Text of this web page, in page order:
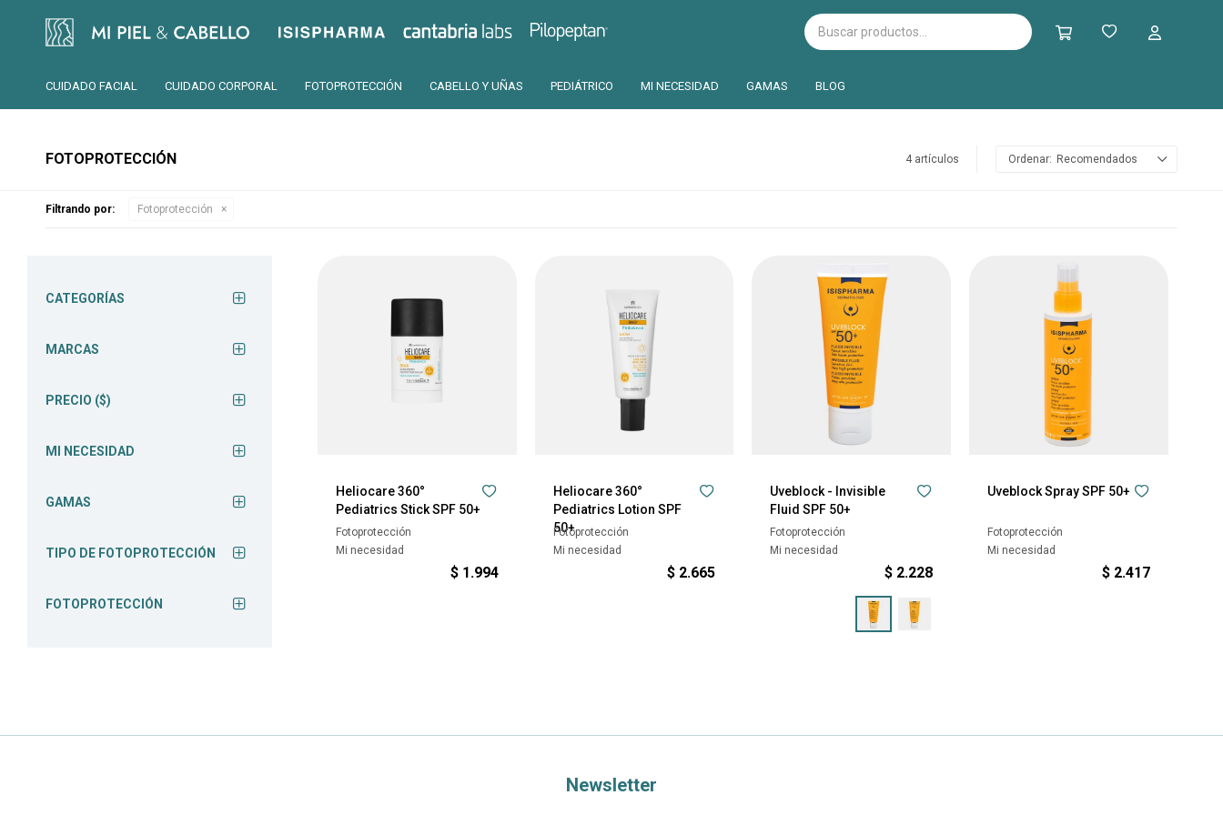
CUIDADO FACIAL CUIDADO CORPORAL FOTOPROTECCIÓN CABELLO Y UÑAS PEDIÁTRICO MI NECESIDAD GAMAS BLOG
Isispharma Cantabria Pilopeptan
FOTOPROTECCIÓN 4 artículos Recomendados
Filtrando por: Fotoprotección
Heliocare 360°
Pediatrics Stick SPF 50+
Fotoprotección
Mi necesidad
$ 1.994
Heliocare 360°
Pediatrics Lotion SPF
50+
Fotoprotección
Mi necesidad
$ 2.665
Uveblock - Invisible
Fluid SPF 50+
Fotoprotección
Mi necesidad
$ 2.228
Uveblock Spray SPF 50+
Fotoprotección
Mi necesidad
$ 2.417
CATEGORÍAS
MARCAS
PRECIO ($)
MI NECESIDAD
GAMAS
TIPO DE FOTOPROTECCIÓN
FOTOPROTECCIÓN
Newsletter